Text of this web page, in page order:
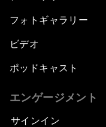
フォトギャラリー
ビデオ
ポッドキャスト
エンゲージメント
サインイン